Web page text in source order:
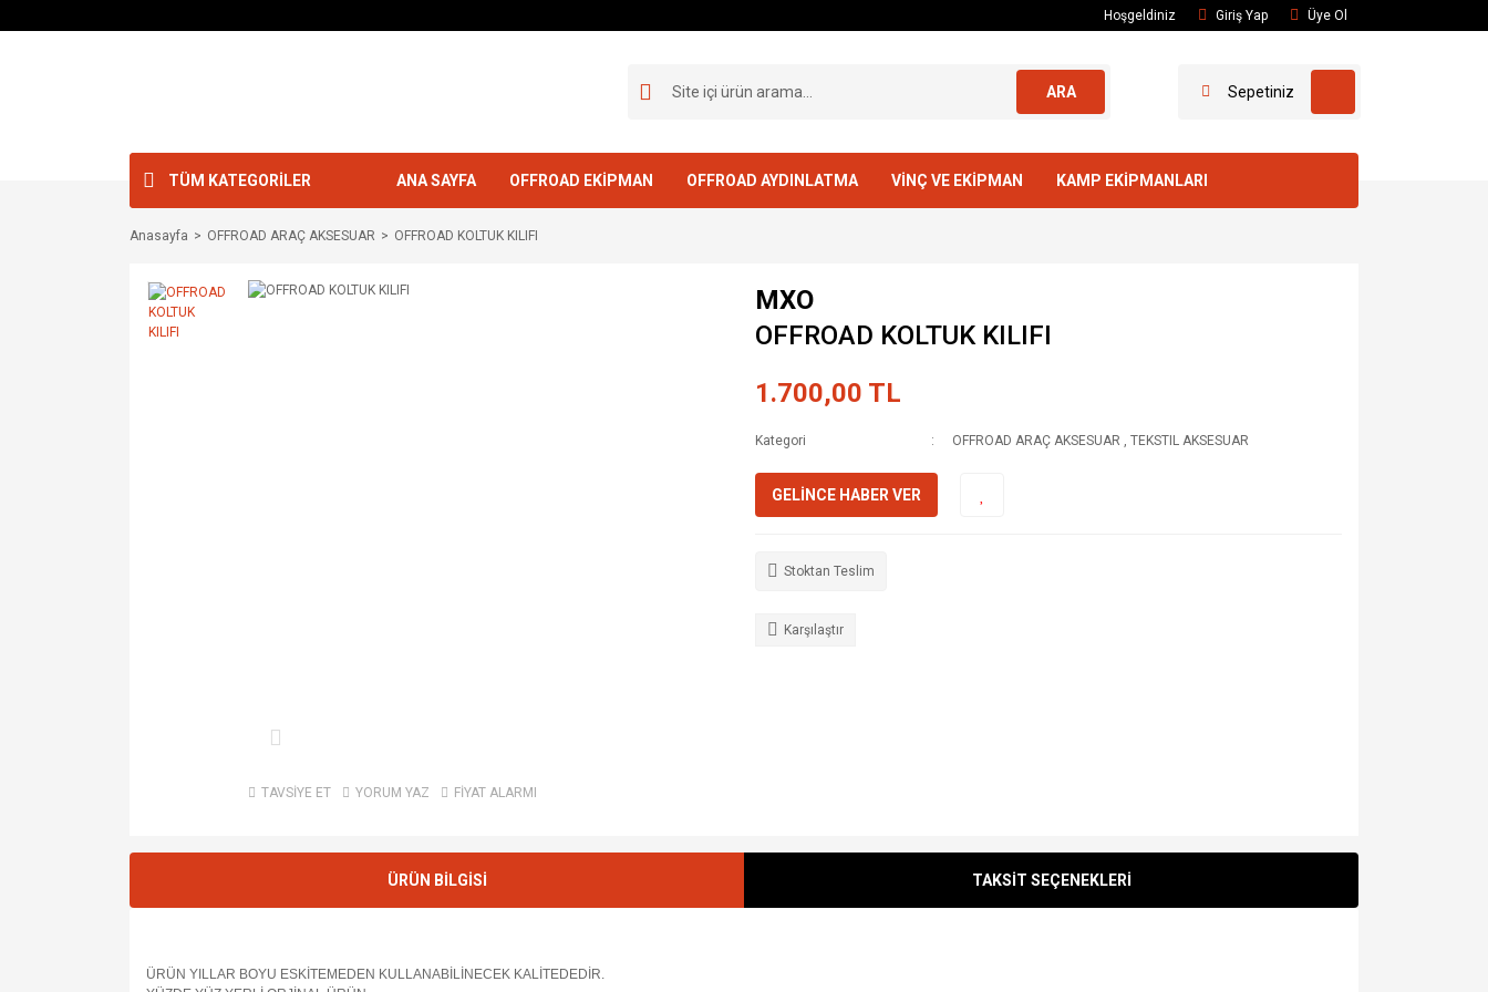
Hoşgeldiniz Giriş Yap Üye Ol
ARA Sepetiniz
TÜM KATEGORİLER ANA SAYFA OFFROAD EKİPMAN OFFROAD AYDINLATMA VİNÇ VE EKİPMAN KAMP EKİPMANLARI
Anasayfa OFFROAD ARAÇ AKSESUAR OFFROAD KOLTUK KILIFI
TAVSİYE ET YORUM YAZ FİYAT ALARMI
MXO
OFFROAD KOLTUK KILIFI
1.700,00 TL
Kategori OFFROAD ARAÇ AKSESUAR , TEKSTIL AKSESUAR
GELİNCE HABER VER
Stoktan Teslim
Karşılaştır
ÜRÜN BİLGİSİ TAKSİT SEÇENEKLERİ
ÜRÜN YILLAR BOYU ESKİTEMEDEN KULLANABİLİNECEK KALİTEDEDİR.